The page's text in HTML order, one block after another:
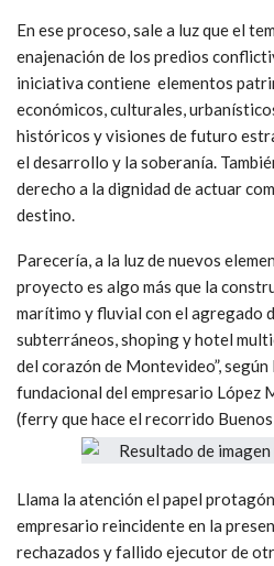
En ese proceso, sale a luz que el
enajenación de los predios
iniciativa contiene elementos
económicos, culturales,
históricos y visiones de futuro
el desarrollo y la soberanía.
derecho a la dignidad de actuar
destino.
Parecería, a la luz de nuevos
proyecto es algo más que la
marítimo y fluvial con el agregado
subterráneos, shoping y hotel
del corazón de Montevideo”,
fundacional del empresario López
(ferry que hace el recorrido
Llama la atención el papel
empresario reincidente en la
rechazados y fallido ejecutor de